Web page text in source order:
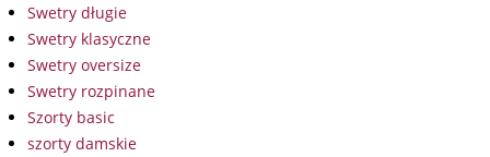
Swetry długie
Swetry klasyczne
Swetry oversize
Swetry rozpinane
Szorty basic
szorty damskie